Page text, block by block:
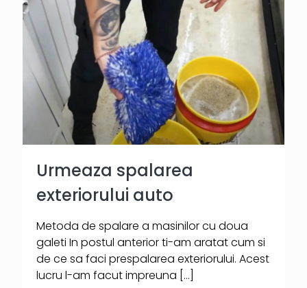
Urmeaza spalarea
exteriorului auto
Metoda de spalare a masinilor cu doua
galeti In postul anterior ti-am aratat cum si
de ce sa faci prespalarea exteriorului. Acest
lucru l-am facut impreuna […]